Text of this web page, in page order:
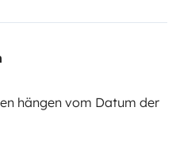
hängen vom Datum der